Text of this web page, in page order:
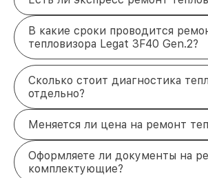
В какие сроки проводится
тепловизора Legat 3F40 Gen.2?
Сколько стоит диагностика
отдельно?
Меняется ли цена на ремонт
Оформляете ли документы на
комплектующие?